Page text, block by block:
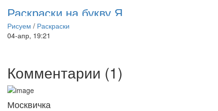
Раскраски на букву Я
Рисуем / Раскраски
04-апр, 19:21
Комментарии (1)
Москвичка